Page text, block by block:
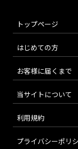
トップページ
はじめての方
お客様に届くまで
当サイトについて
利用規約
プライバシーポリ